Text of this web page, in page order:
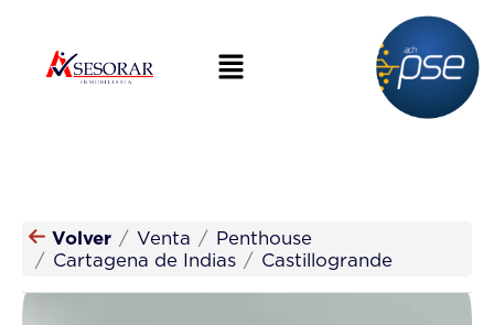
Volver Venta
Penthouse
Cartagena de Indias
Castillogrande